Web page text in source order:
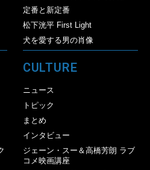
定番と新定番
松下洸平 First Light
犬を愛する男の肖像
CULTURE
ニュース
トピック
まとめ
インタビュー
ジェーン・スー＆高橋芳朗 ラブ
コメ映画講座